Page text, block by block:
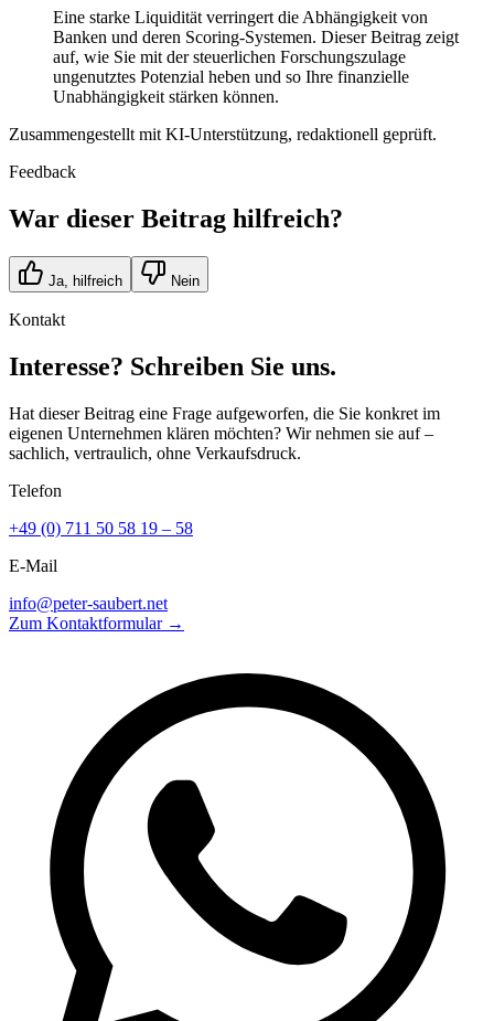
Eine starke Liquidität verringert die Abhängigkeit von
Banken und deren Scoring-Systemen. Dieser Beitrag zeigt
auf, wie Sie mit der steuerlichen Forschungszulage
ungenutztes Potenzial heben und so Ihre finanzielle
Unabhängigkeit stärken können.
Zusammengestellt mit KI-Unterstützung, redaktionell geprüft.
Feedback
War dieser Beitrag hilfreich?
Ja, hilfreich Nein
Kontakt
Interesse? Schreiben Sie uns.
Hat dieser Beitrag eine Frage aufgeworfen, die Sie konkret im
eigenen Unternehmen klären möchten? Wir nehmen sie auf –
sachlich, vertraulich, ohne Verkaufsdruck.
Telefon
+49 (0) 711 50 58 19 – 58
E-Mail
info@peter-saubert.net
Zum Kontaktformular →